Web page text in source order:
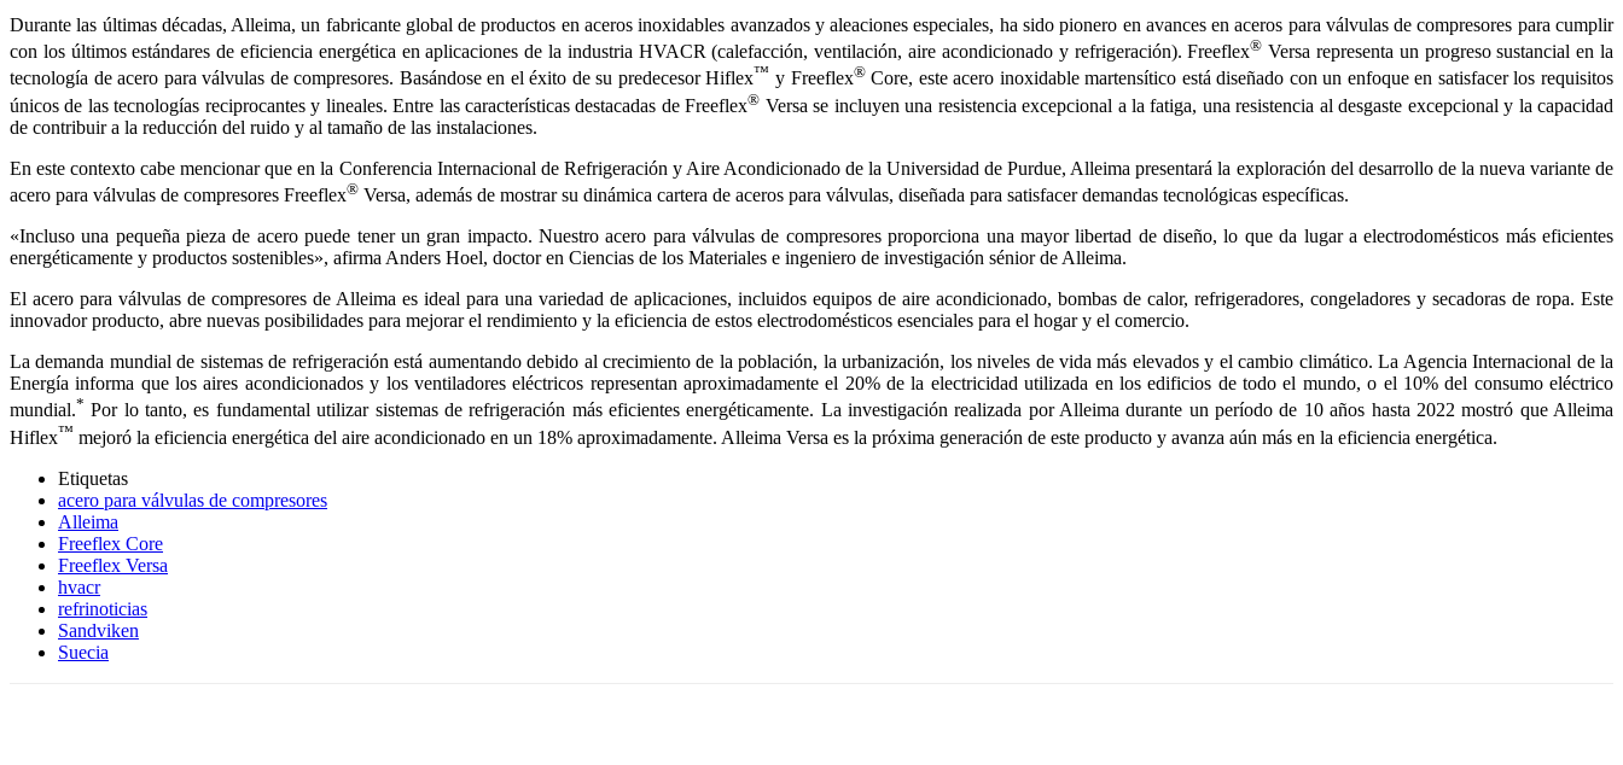
Durante las últimas décadas, Alleima, un fabricante global de productos en aceros inoxidables avanzados y aleaciones especiales, ha sido pionero en avances en aceros para válvulas de compresores para cumplir
con los últimos estándares de eficiencia energética en aplicaciones de la industria HVACR (calefacción, ventilación, aire acondicionado y refrigeración). Freeflex® Versa representa un progreso sustancial en la
tecnología de acero para válvulas de compresores. Basándose en el éxito de su predecesor Hiflex™ y Freeflex®Core, este acero inoxidable martensítico está diseñado con un enfoque en satisfacer los requisitos
únicos de las tecnologías reciprocantes y lineales. Entre las características destacadas de Freeflex® Versa se incluyen una resistencia excepcional a la fatiga, una resistencia al desgaste excepcional y la capacidad
de contribuir a la reducción del ruido y al tamaño de las instalaciones.
En este contexto cabe mencionar que en la Conferencia Internacional de Refrigeración y Aire Acondicionado de la Universidad de Purdue, Alleima presentará la exploración del desarrollo de la nueva variante de
acero para válvulas de compresores Freeflex® Versa, además de mostrar su dinámica cartera de aceros para válvulas, diseñada para satisfacer demandas tecnológicas específicas.
«Incluso una pequeña pieza de acero puede tener un gran impacto. Nuestro acero para válvulas de compresores proporciona una mayor libertad de diseño, lo que da lugar a electrodomésticos más eficientes
energéticamente y productos sostenibles», afirma Anders Hoel, doctor en Ciencias de los Materiales e ingeniero de investigación sénior de Alleima.
El acero para válvulas de compresores de Alleima es ideal para una variedad de aplicaciones, incluidos equipos de aire acondicionado, bombas de calor, refrigeradores, congeladores y secadoras de ropa. Este
innovador producto, abre nuevas posibilidades para mejorar el rendimiento y la eficiencia de estos electrodomésticos esenciales para el hogar y el comercio.
La demanda mundial de sistemas de refrigeración está aumentando debido al crecimiento de la población, la urbanización, los niveles de vida más elevados y el cambio climático. La Agencia Internacional de la
Energía informa que los aires acondicionados y los ventiladores eléctricos representan aproximadamente el 20% de la electricidad utilizada en los edificios de todo el mundo, o el 10% del consumo eléctrico
mundial.* Por lo tanto, es fundamental utilizar sistemas de refrigeración más eficientes energéticamente. La investigación realizada por Alleima durante un período de 10 años hasta 2022 mostró que Alleima
Hiflex™ mejoró la eficiencia energética del aire acondicionado en un 18% aproximadamente. Alleima Versa es la próxima generación de este producto y avanza aún más en la eficiencia energética.
Etiquetas
acero para válvulas de compresores
Alleima
Freeflex Core
Freeflex Versa
hvacr
refrinoticias
Sandviken
Suecia